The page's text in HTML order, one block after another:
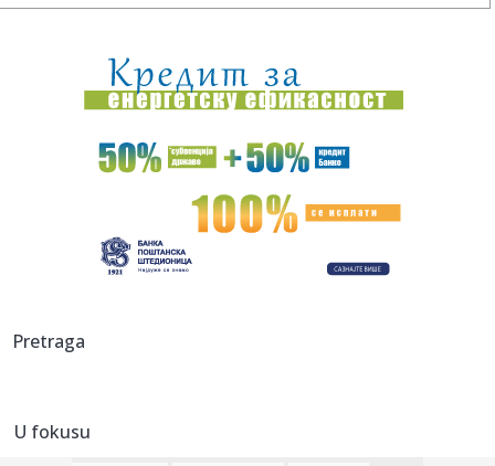
00:15:Drama na plaži u Italiji! Doktorka iz Beograda pritrčala
turist...
00:02:Na današnji dan, 6. avgust
Tri medalje za Srbiju na EP
23:47:KIKS PANATINAIKOSA UPRKOS OGROMNIM ULAGANJIMA:
sam iz...
23:35:
Pretraga
U fokusu